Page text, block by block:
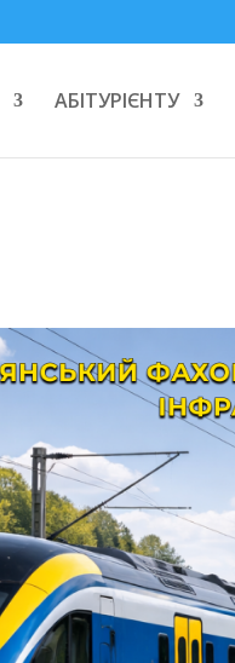
АБІТУРІЄНТУ